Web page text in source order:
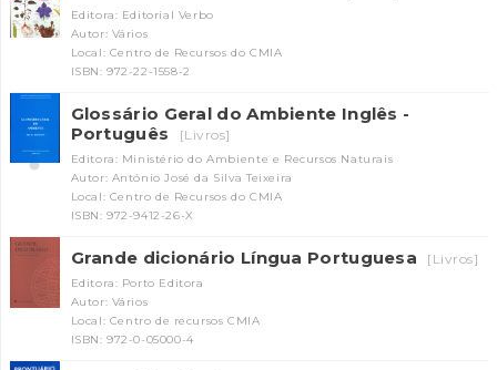
Editora: Editorial Verbo
Autor: Vários
Local: Centro de Recursos do CMIA
ISBN: 972-22-1558-2
Glossário Geral do Ambiente Inglês -
Português
[Livros]
Editora: Ministério do Ambiente e Recursos Naturais
Autor: António José da Silva Teixeira
Local: Centro de Recursos do CMIA
ISBN: 972-9412-26-X
Grande dicionário Língua Portuguesa [Livros]
Editora: Porto Editora
Autor: Vários
Local: Centro de recursos CMIA
ISBN: 972-0-05000-4